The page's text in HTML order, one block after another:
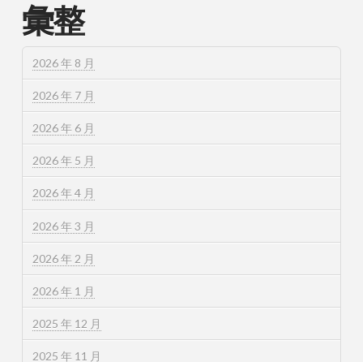
彙整
2026 年 8 月
2026 年 7 月
2026 年 6 月
2026 年 5 月
2026 年 4 月
2026 年 3 月
2026 年 2 月
2026 年 1 月
2025 年 12 月
2025 年 11 月